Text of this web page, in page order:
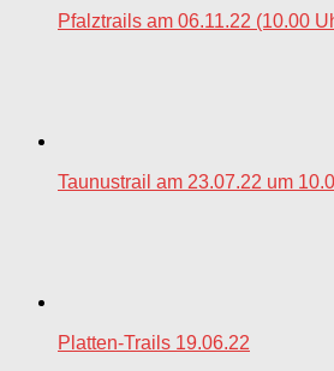
Pfalztrails am 06.11.22 (10.00
Taunustrail am 23.07.22 um
Platten-Trails 19.06.22